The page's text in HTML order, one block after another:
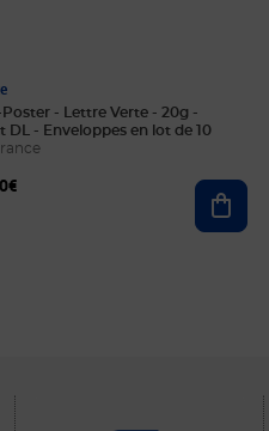
Poster - Lettre Verte - 20g -
DL - Enveloppes en lot de 10